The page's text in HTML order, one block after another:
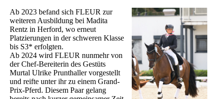
Ab 2023 befand sich FLEUR zur
weiteren Ausbildung bei Madita
Rentz in Herford, wo erneut
Platzierungen in der schweren Klasse
bis S3* erfolgten.
Ab 2024 wird FLEUR nunmehr von
der Chef-Bereiterin des Gestüts
Murtal Ulrike Prunthaller vorgestellt
und reifte unter ihr zu einem Grand-
Prix-Pferd. Diesem Paar gelang